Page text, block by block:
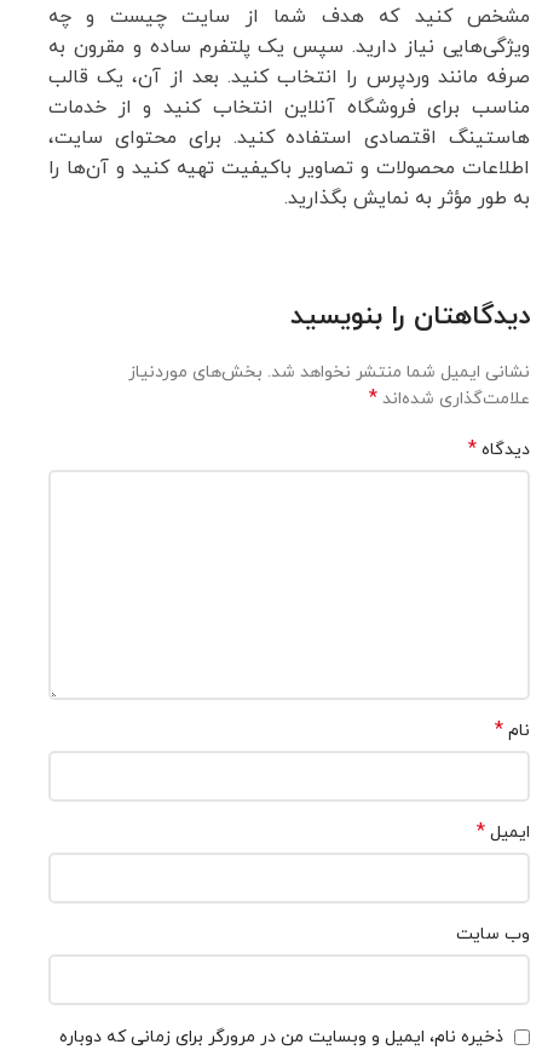
مشخص کنید که هدف شما از سایت چیست و چه
ویژگی‌هایی نیاز دارید. سپس یک پلتفرم ساده و مقرون به
صرفه مانند وردپرس را انتخاب کنید. بعد از آن، یک قالب
مناسب برای فروشگاه آنلاین انتخاب کنید و از خدمات
هاستینگ اقتصادی استفاده کنید. برای محتوای سایت،
اطلاعات محصولات و تصاویر باکیفیت تهیه کنید و آن‌ها را
به طور مؤثر به نمایش بگذارید.
دیدگاهتان را بنویسید
نشانی ایمیل شما منتشر نخواهد شد. بخش‌های موردنیاز
علامت‌گذاری شده‌اند *
دیدگاه *
نام *
ایمیل *
وب‌ سایت
ذخیره نام، ایمیل و وبسایت من در مرورگر برای زمانی که دوباره